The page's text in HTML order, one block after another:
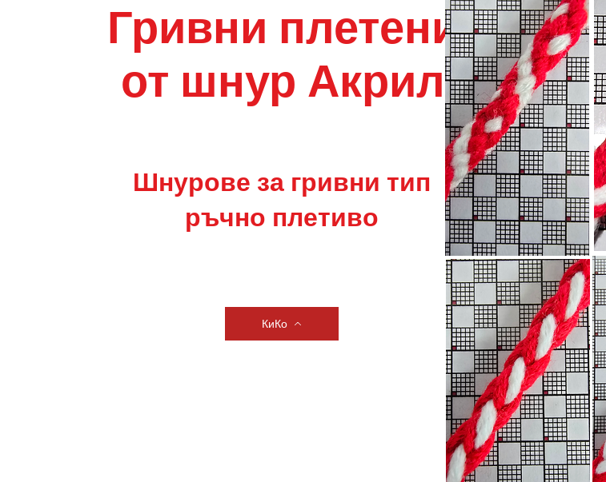
Гривни плетени
от шнур Акрил
Шнурове за гривни тип
ръчно плетиво
КиКо